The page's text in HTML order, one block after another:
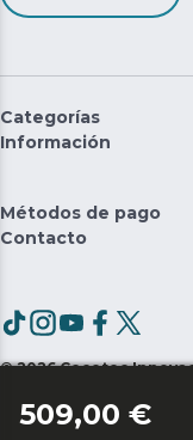
509,00 €
Categorías
Información
Métodos de pago
Contacto
©2026 Cecotec